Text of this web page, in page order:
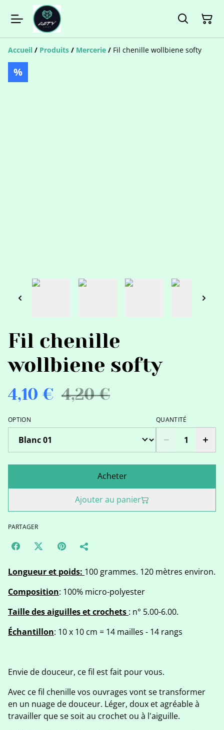
Accueil / Produits / Mercerie / Fil chenille wollbiene softy
%
Fil chenille
wollbiene softy
4,10 € 4,20 €
OPTION QUANTITÉ
Acheter
Ajouter au panier
PARTAGER
Longueur et poids: 100 grammes. 120 mètres environ.
Composition: 100% micro-polyester
Taille des aiguilles et crochets : n° 5.00-6.00.
Échantillon: 10 x 10 cm = 14 mailles - 14 rangs
Envie de douceur, ce fil est fait pour vous.
Avec ce fil chenille vos ouvrages vont se transformer
en un nuage de douceur. Léger, doux et agréable à
travailler que se soit au crochet ou à l'aiguille.